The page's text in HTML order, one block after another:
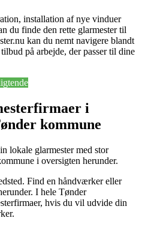
installation af nye vinduer
du finde den rette glarmester til
kan du nemt navigere blandt
på arbejde, der passer til dine
i
kommune
lokale glarmester med stor
i oversigten herunder.
Find en håndværker eller
I hele Tønder
hvis du vil udvide din